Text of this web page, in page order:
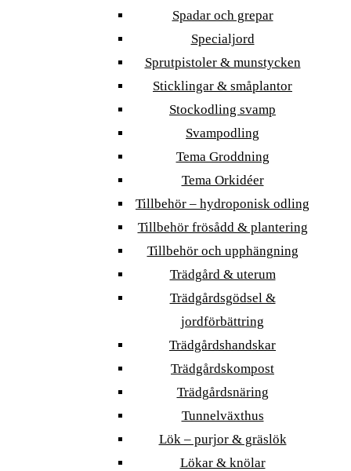
Spadar och grepar
Specialjord
Sprutpistoler & munstycken
Sticklingar & småplantor
Stockodling svamp
Svampodling
Tema Groddning
Tema Orkidéer
Tillbehör – hydroponisk odling
Tillbehör frösådd & plantering
Tillbehör och upphängning
Trädgård & uterum
Trädgårdsgödsel &
jordförbättring
Trädgårdshandskar
Trädgårdskompost
Trädgårdsnäring
Tunnelväxthus
Lök – purjor & gräslök
Lökar & knölar